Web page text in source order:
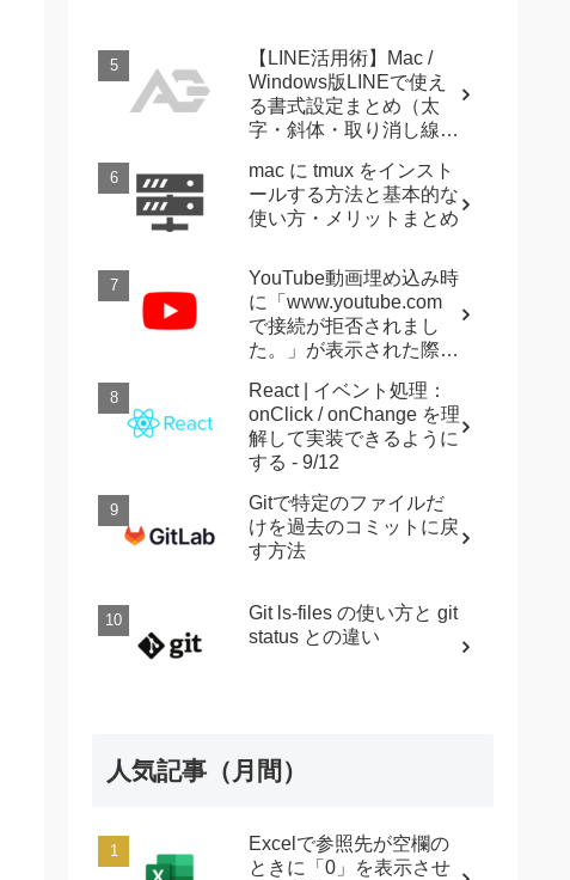
【LINE活用術】Mac /
Windows版LINEで使え
る書式設定まとめ（太
字・斜体・取り消し線・
mac に tmux をインスト
ールする方法と基本的な
使い方・メリットまとめ
YouTube動画埋め込み時
に「www.youtube.com
で接続が拒否されまし
た。」が表示された際に
React | イベント処理：
onClick / onChange を理
解して実装できるように
する - 9/12
Gitで特定のファイルだ
けを過去のコミットに戻
す方法
Git ls-files の使い方と git
status との違い
人気記事（月間）
Excelで参照先が空欄の
ときに「0」を表示させ